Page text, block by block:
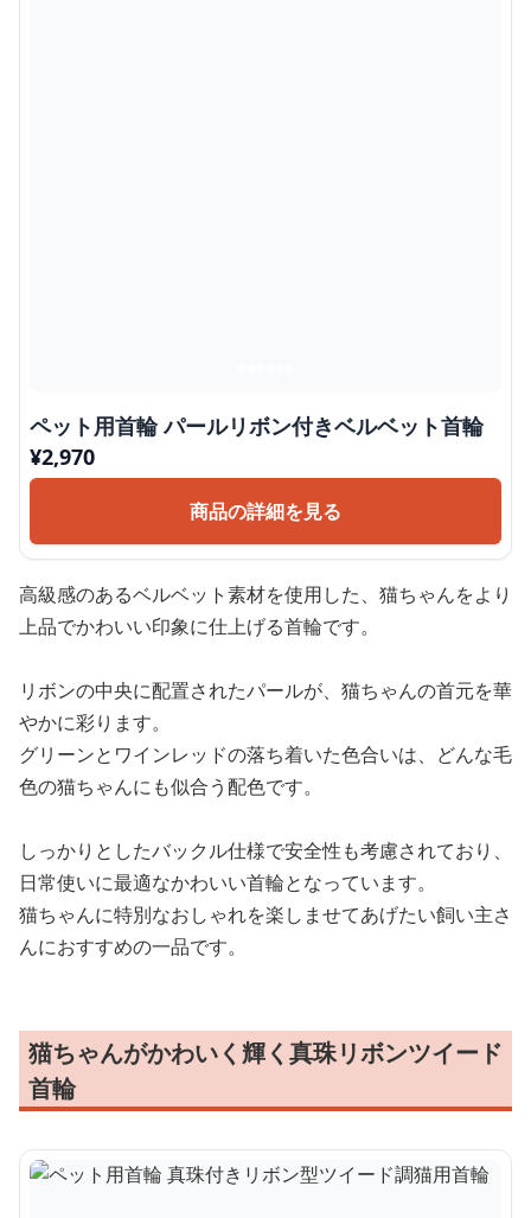
ペット用首輪 パールリボン付きベルベット首輪
¥2,970
商品の詳細を見る
高級感のあるベルベット素材を使用した、猫ちゃんをより
上品でかわいい印象に仕上げる首輪です。
リボンの中央に配置されたパールが、猫ちゃんの首元を華
やかに彩ります。
グリーンとワインレッドの落ち着いた色合いは、どんな毛
色の猫ちゃんにも似合う配色です。
しっかりとしたバックル仕様で安全性も考慮されており、
日常使いに最適なかわいい首輪となっています。
猫ちゃんに特別なおしゃれを楽しませてあげたい飼い主さ
んにおすすめの一品です。
猫ちゃんがかわいく輝く真珠リボンツイード
首輪